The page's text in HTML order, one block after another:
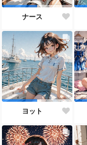
ナース
ヨット